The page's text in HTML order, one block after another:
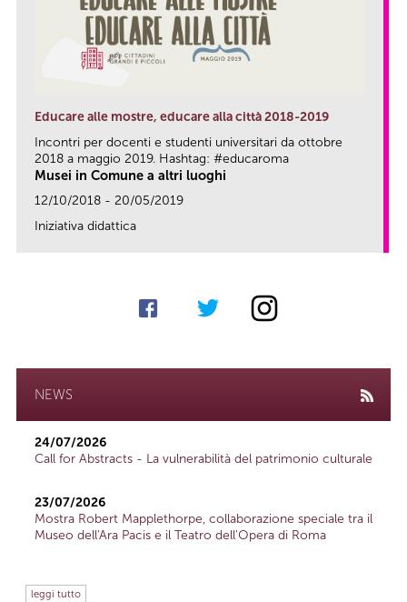
Educare alle mostre, educare alla città 2018-2019
Incontri per docenti e studenti universitari da ottobre
2018 a maggio 2019. Hashtag: #educaroma
Musei in Comune a altri luoghi
12/10/2018 - 20/05/2019
Iniziativa didattica
NEWS
24/07/2026
Call for Abstracts - La vulnerabilità del patrimonio culturale
23/07/2026
Mostra Robert Mapplethorpe, collaborazione speciale tra il
Museo dell'Ara Pacis e il Teatro dell'Opera di Roma
leggi tutto